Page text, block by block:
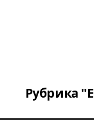
Рубрика